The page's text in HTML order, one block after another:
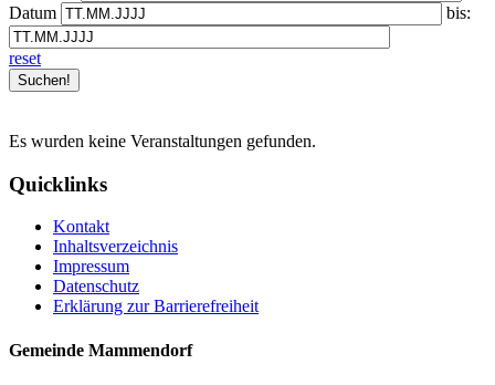
Datum
bis:
reset
Es wurden keine Veranstaltungen gefunden.
Quicklinks
Kontakt
Inhaltsverzeichnis
Impressum
Datenschutz
Erklärung zur Barrierefreiheit
Gemeinde Mammendorf